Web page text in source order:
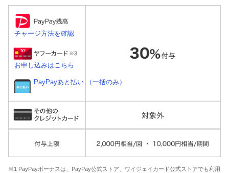
チャージ方法を確認
お申し込みはこちら
PayPayあと払い （一括のみ）
※1 PayPayボーナスは、PayPay公式ストア、ワイジェイカード公式ストアでも利用